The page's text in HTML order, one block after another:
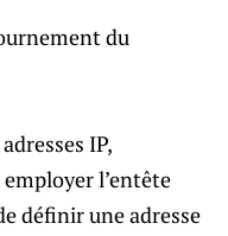
du
IP,
l’entête
définir une adresse